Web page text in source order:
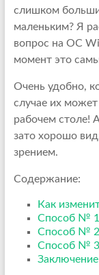
слишком
маленьким? Я
вопрос на ОС
момент это
Очень удобно,
случае их
рабочем столе!
зато хорошо
зрением.
Содержание:
Как
Способ №
Способ №
Способ №
Заключение